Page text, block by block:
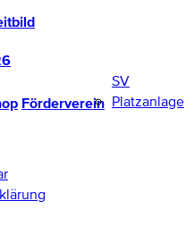
Förderverein
SV
Platzanlage